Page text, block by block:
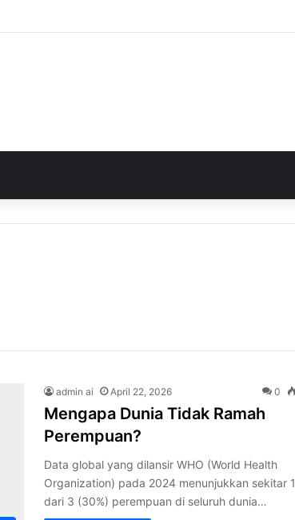
admin ai April 22, 2026 0
Mengapa Dunia Tidak Ramah
Perempuan?
Data global yang dilansir WHO (World Health
Organization) pada 2024 menunjukkan sekitar 1
dari 3 (30%) perempuan di seluruh dunia…